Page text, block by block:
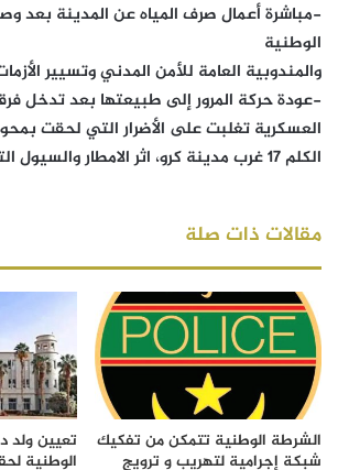
-مباشرة أعمال صرف المياه عن المدينة بعد
الوطنية
والمندوبية العامة للأمن المدني وتسيير
-عودة حركة المرور إلى طبيعتها بعد تدخل
العسكرية تغلبت على الأضرار التي لحقت
الكلم 17 غرب مدينة كرو، اثر الامطار والسيول التي شهدتها المنطقة.
مقالات ذات صلة
الشرطة الوطنية تتمكن من تفكيك
شبكة إجرامية لتهريب و ترويج
تعيين ولد
الوطنية